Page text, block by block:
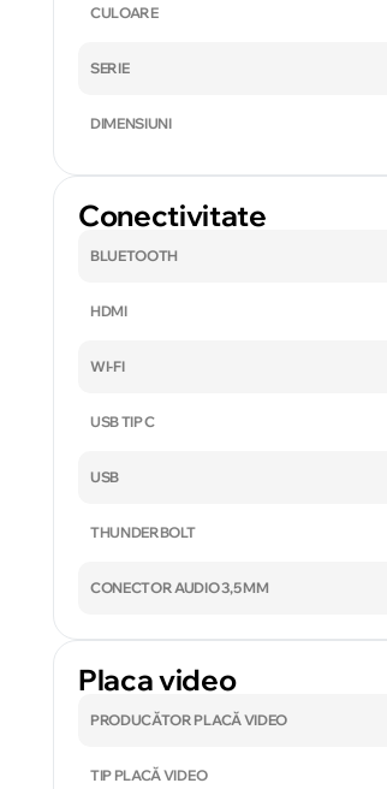
CULOARE
SERIE
DIMENSIUNI
Conectivitate
BLUETOOTH
HDMI
WI-FI
USB TIP C
USB
THUNDERBOLT
CONECTOR AUDIO 3,5 MM
Placa video
PRODUCĂTOR PLACĂ VIDEO
TIP PLACĂ VIDEO